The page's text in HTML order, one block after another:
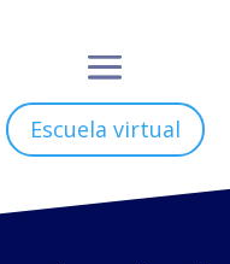
Escuela virtual